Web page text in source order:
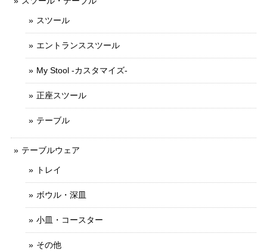
スツール
エントランススツール
My Stool -カスタマイズ-
正座スツール
テーブル
テーブルウェア
トレイ
ボウル・深皿
小皿・コースター
その他